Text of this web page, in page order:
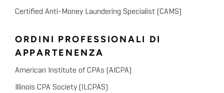
Certified Anti-Money Laundering Specialist (CAMS)
ORDINI PROFESSIONALI DI
APPARTENENZA
American Institute of CPAs (AICPA)
Illinois CPA Society (ILCPAS)